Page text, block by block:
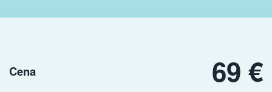
Cena 69 €